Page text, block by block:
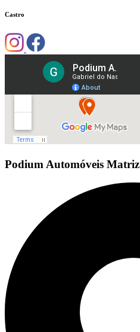
Castro
Podium Automóveis Matriz